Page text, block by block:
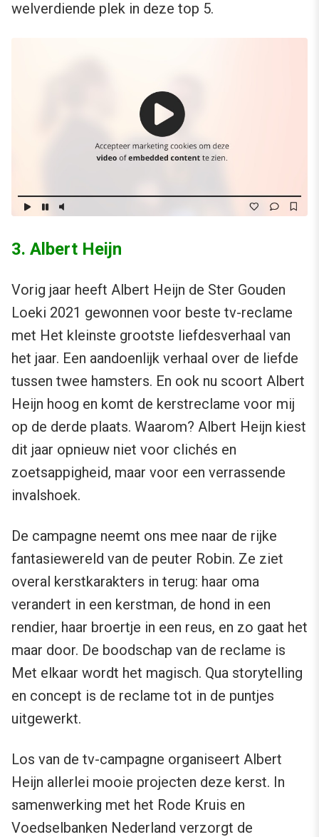
welverdiende plek in deze top 5.
3. Albert Heijn
Vorig jaar heeft Albert Heijn de Ster Gouden
Loeki 2021 gewonnen voor beste tv-reclame
met Het kleinste grootste liefdesverhaal van
het jaar. Een aandoenlijk verhaal over de liefde
tussen twee hamsters. En ook nu scoort Albert
Heijn hoog en komt de kerstreclame voor mij
op de derde plaats. Waarom? Albert Heijn kiest
dit jaar opnieuw niet voor clichés en
zoetsappigheid, maar voor een verrassende
invalshoek.
De campagne neemt ons mee naar de rijke
fantasiewereld van de peuter Robin. Ze ziet
overal kerstkarakters in terug: haar oma
verandert in een kerstman, de hond in een
rendier, haar broertje in een reus, en zo gaat het
maar door. De boodschap van de reclame is
Met elkaar wordt het magisch. Qua storytelling
en concept is de reclame tot in de puntjes
uitgewerkt.
Los van de tv-campagne organiseert Albert
Heijn allerlei mooie projecten deze kerst. In
samenwerking met het Rode Kruis en
Voedselbanken Nederland verzorgt de